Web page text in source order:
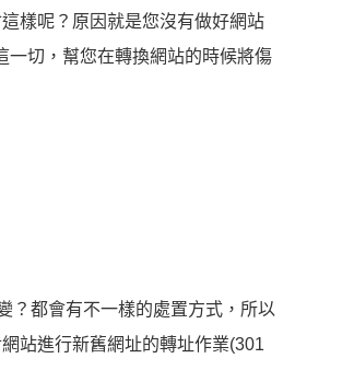
樣呢？原因就是您沒有做好網站
一切，幫您在轉換網站的時候將傷
？都會有不一樣的處置方式，所以
站進行新舊網址的轉址作業(301